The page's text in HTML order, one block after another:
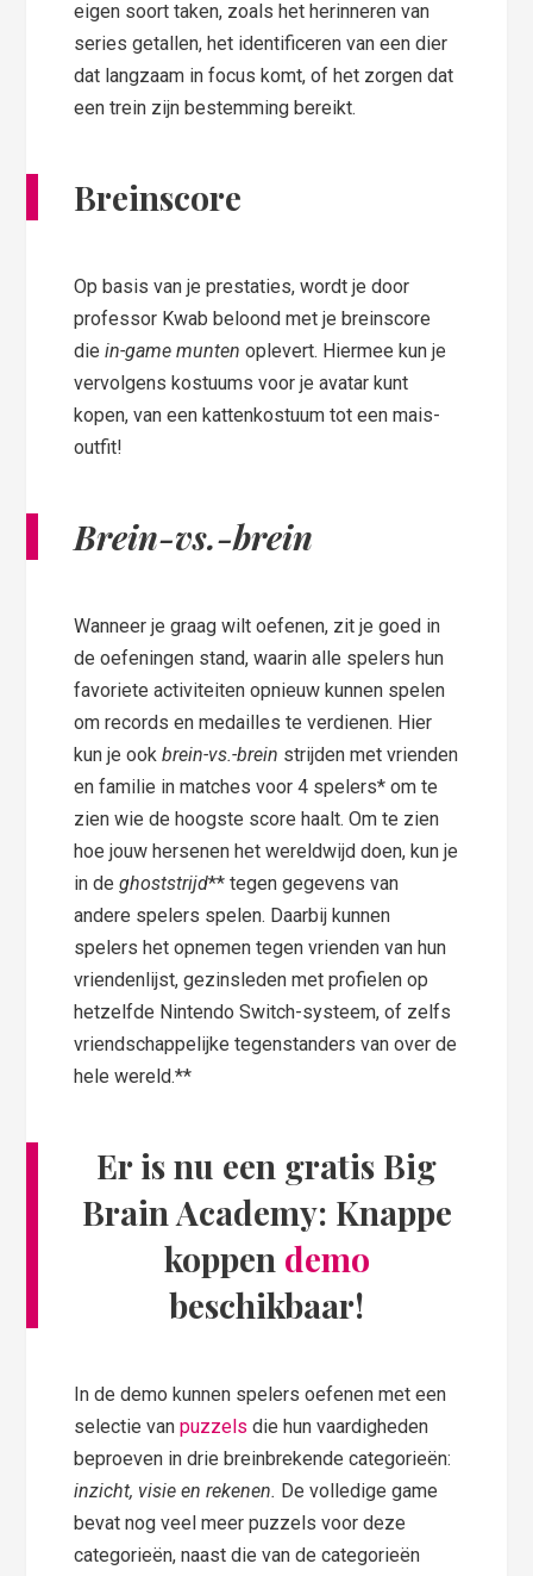
eigen soort taken, zoals het herinneren van
series getallen, het identificeren van een dier
dat langzaam in focus komt, of het zorgen dat
een trein zijn bestemming bereikt.
Breinscore
Op basis van je prestaties, wordt je door
professor Kwab beloond met je breinscore
diein-game muntenoplevert. Hiermee kun je
vervolgens kostuums voor je avatar kunt
kopen, van een kattenkostuum tot een mais-
outfit!
Brein-vs.-brein
Wanneer je graag wilt oefenen, zit je goed in
de oefeningen stand, waarin alle spelers hun
favoriete activiteiten opnieuw kunnen spelen
om records en medailles te verdienen. Hier
kun je ookbrein-vs.-brein strijden met vrienden
en familie in matches voor 4 spelers* om te
zien wie de hoogste score haalt. Om te zien
hoe jouw hersenen het wereldwijd doen, kun je
in deghoststrijd** tegen gegevens van
andere spelers spelen. Daarbij kunnen
spelers het opnemen tegen vrienden van hun
vriendenlijst, gezinsleden met profielen op
hetzelfde Nintendo Switch-systeem, of zelfs
vriendschappelijke tegenstanders van over de
hele wereld.**
Er is nu een gratis Big
Brain Academy: Knappe
koppen demo
beschikbaar!
In de demo kunnen spelers oefenen met een
selectie vanpuzzels die hun vaardigheden
beproeven in drie breinbrekende categorieën:
inzicht, visie en rekenen. De volledige game
bevat nog veel meer puzzels voor deze
categorieën, naast die van de categorieën